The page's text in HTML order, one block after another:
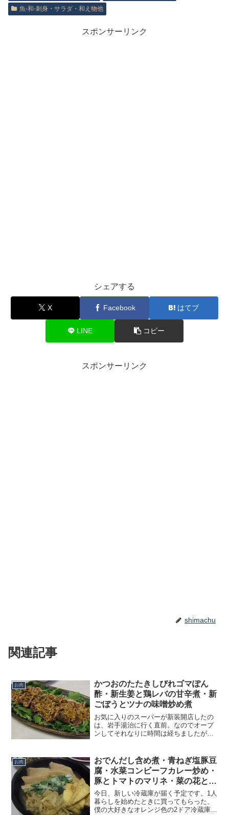
魚‐和‐刺身・サラダ・和え物他
スポンサーリンク
シェアする
X Facebook はてブ
LINE コピー
スポンサーリンク
shimachu
関連記事
お肉
かつおのたたきしびれゴマぽん
酢・新生姜と鶏レバの甘辛煮・新
ごぼうとツナの味噌炒め煮
お気に入りのスーパーが新装開店したの
は、岩手湯治に行く直前。なのでオープ
ンしてそれなりに時間は経ちましたが、
や、品揃えが更に少し良くなり、明るい
雰囲気も相まって今まで以上...
お肉
おでんだし含め煮・青ねぎ塩豚豆
腐・水菜コンビーフカレー炒め・
豚とトマトのマリネ・菜の花と新
玉の和風ツナサラダ・トマトとハ
ムのクリチサラダ
今日、新しい冷蔵庫が届く予定です。1人
暮らしを始めたときに買ってもらった、
僕の大好きなオレンジ色の2ドア冷蔵庫。